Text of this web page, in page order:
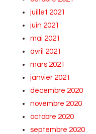
juillet 2021
juin 2021
mai 2021
avril 2021
mars 2021
janvier 2021
décembre 2020
novembre 2020
octobre 2020
septembre 2020